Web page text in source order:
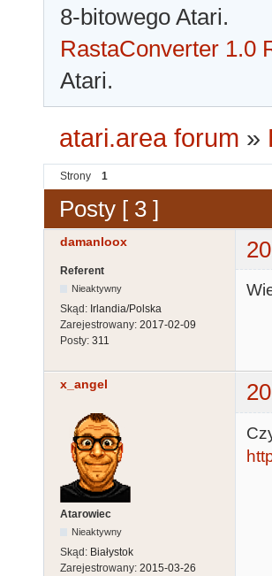
8-bitowego Atari.
RastaConverter 1.0
Atari.
atari.area forum »
Strony 1
Posty [ 3 ]
damanloox
Referent
Nieaktywny
Skąd: Irlandia/Polska
Zarejestrowany: 2017-02-09
Posty: 311
x_angel
Atarowiec
Nieaktywny
Skąd: Białystok
Zarejestrowany: 2015-03-26